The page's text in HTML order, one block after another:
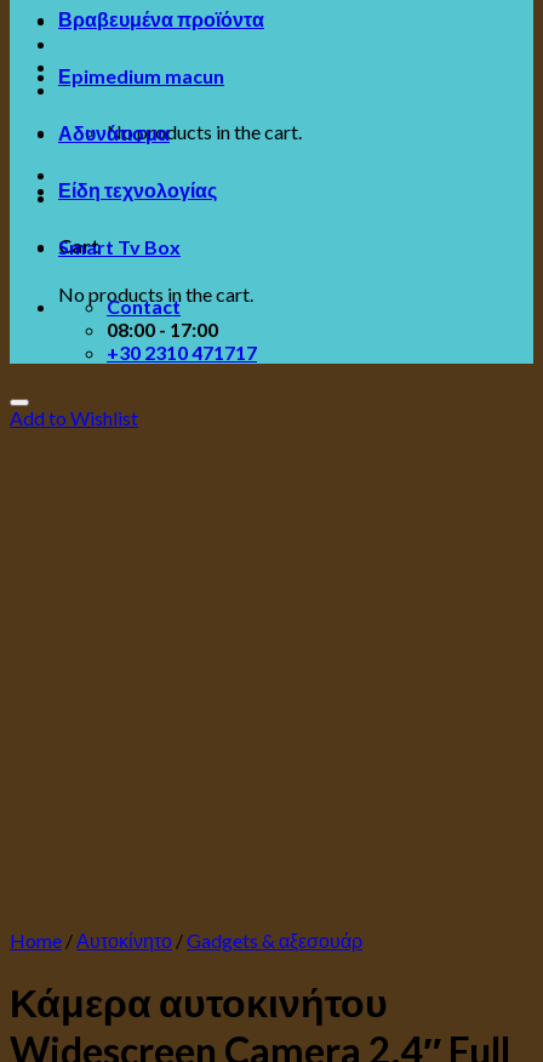
No products in the cart.
Cart
No products in the cart.
Βραβευμένα προϊόντα
Εpimedium macun
Αδυνάτισμα
Είδη τεχνολογίας
Smart Tv Box
Contact
08:00 - 17:00
+30 2310 471717
Add to Wishlist
Home /Αυτοκίνητο /Gadgets & αξεσουάρ
Κάμερα αυτοκινήτου
Widescreen Camera 2.4″ Full